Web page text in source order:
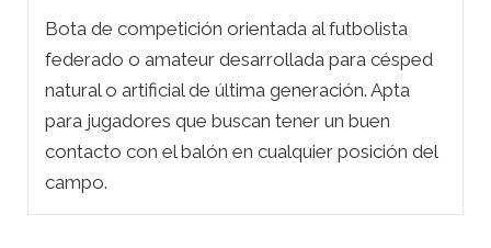
Bota de competición orientada al futbolista
federado o amateur desarrollada para césped
natural o artificial de última generación. Apta
para jugadores que buscan tener un buen
contacto con el balón en cualquier posición del
campo.